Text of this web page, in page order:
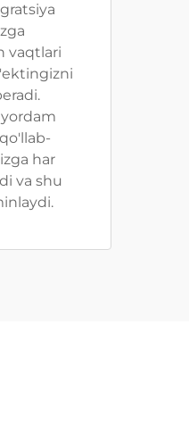
vaqtlari
har
va shu